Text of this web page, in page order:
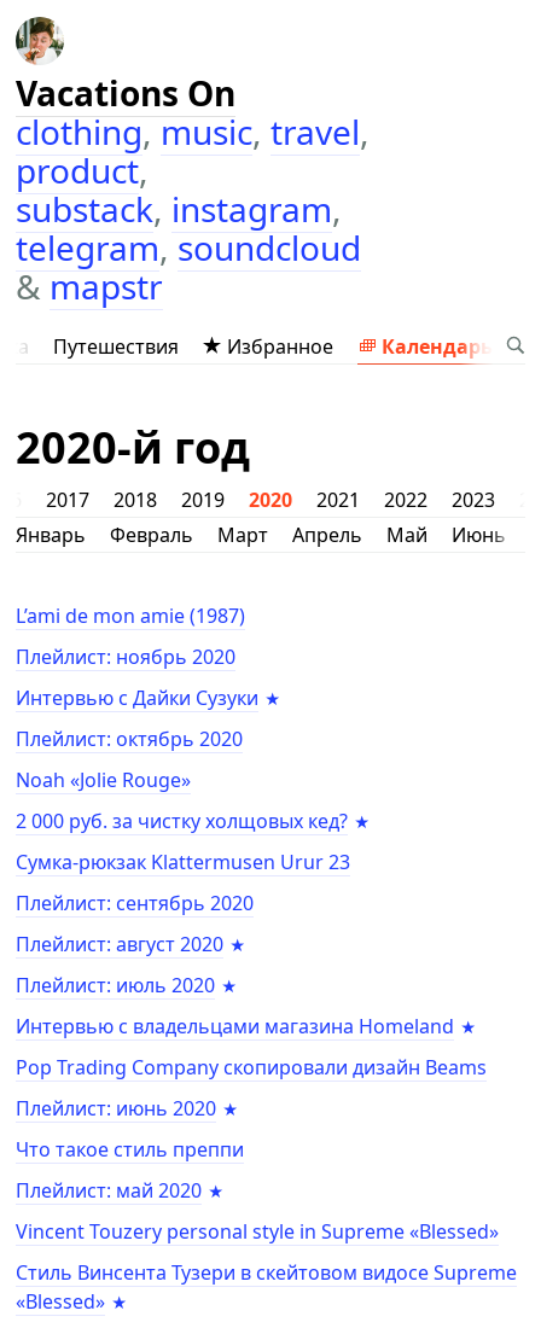
Vacations On
clothing,music,travel,
product,
substack, instagram,
telegram,soundcloud
&mapstr
Путешествия Избранное Календарь
2020-й год
2017 2018 2019 2020 2021 2022 2023
Январь
Февраль Март Апрель Май Июнь
L’ami de mon amie (1987)
Плейлист: ноябрь 2020
Интервью с Дайки Сузуки
Плейлист: октябрь 2020
Noah «Jolie Rouge»
2 000 руб. за чистку холщовых кед?
Сумка-рюкзак Klattermusen Urur 23
Плейлист: сентябрь 2020
Плейлист: август 2020
Плейлист: июль 2020
Интервью с владельцами магазина Homeland
Pop Trading Company скопировали дизайн Beams
Плейлист: июнь 2020
Что такое стиль преппи
Плейлист: май 2020
Vincent Touzery personal style in Supreme «Blessed»
Стиль Винсента Тузери в скейтовом видосе Supreme
«Blessed»